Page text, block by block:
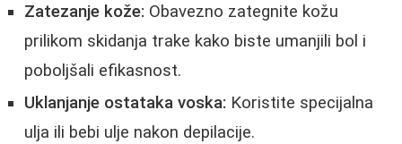
Zatezanje kože: Obavezno zategnite kožu
prilikom skidanja trake kako biste umanjili bol i
poboljšali efikasnost.
Uklanjanje ostataka voska: Koristite specijalna
ulja ili bebi ulje nakon depilacije.